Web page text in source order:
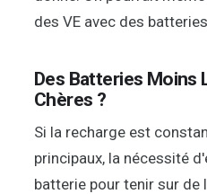
des VE avec des
Des Batteries Moins
Chères ?
Si la recharge est
principaux, la nécessité
batterie pour tenir sur de